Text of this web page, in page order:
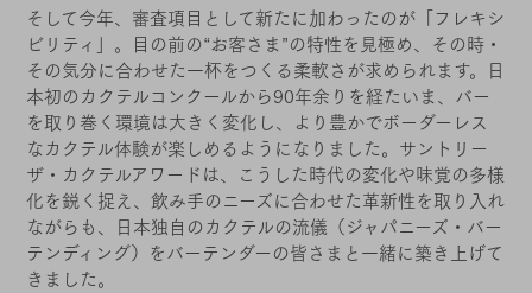
そして今年、審査項目として新たに加わったのが「フレキシ
ビリティ」。目の前の“お客さま”の特性を見極め、その時・
その気分に合わせた一杯をつくる柔軟さが求められます。日
本初のカクテルコンクールから90年余りを経たいま、バー
を取り巻く環境は大きく変化し、より豊かでボーダーレス
なカクテル体験が楽しめるようになりました。サントリー
ザ・カクテルアワードは、こうした時代の変化や味覚の多様
化を鋭く捉え、飲み手のニーズに合わせた革新性を取り入れ
ながらも、日本独自のカクテルの流儀（ジャパニーズ・バー
テンディング）をバーテンダーの皆さまと一緒に築き上げて
きました。